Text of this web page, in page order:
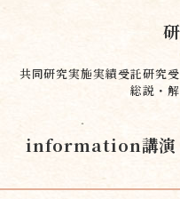
共同研究実施実績受託研究
総説・
information講